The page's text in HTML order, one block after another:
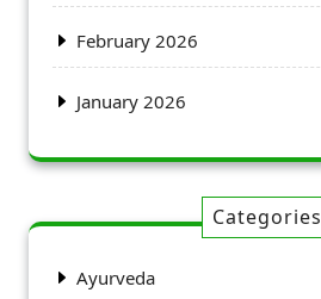
February 2026
January 2026
Categories
Ayurveda